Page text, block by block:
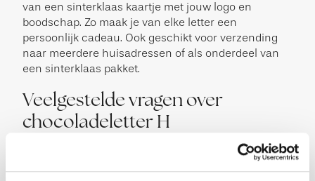
van een sinterklaas kaartje met jouw logo en
boodschap. Zo maak je van elke letter een
persoonlijk cadeau. Ook geschikt voor verzending
naar meerdere huisadressen of als onderdeel van
een sinterklaas pakket.
Veelgestelde vragen over
chocoladeletter H
Hoe groot is de chocoladeletter H van 200 gram?
De letter wordt geleverd in een stevige luxe
verpakking. De verpakking heeft een afmeting van: